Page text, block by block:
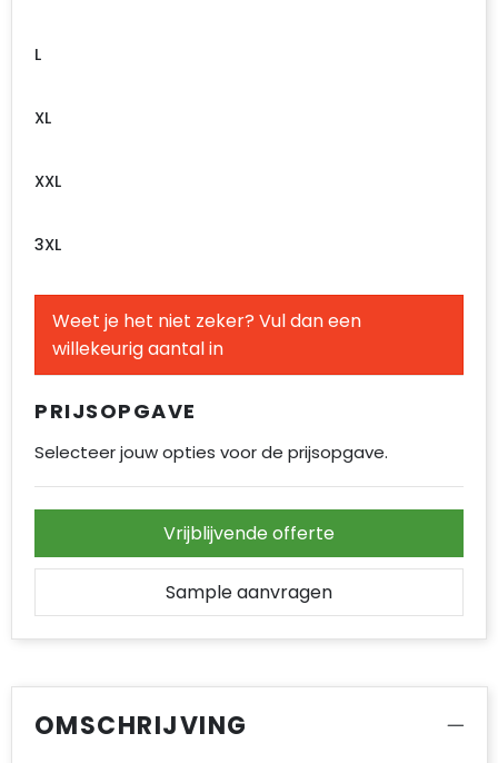
L
XL
XXL
3XL
Weet je het niet zeker? Vul dan een
willekeurig aantal in
PRIJSOPGAVE
Selecteer jouw opties voor de prijsopgave.
Vrijblijvende offerte
Sample aanvragen
OMSCHRIJVING